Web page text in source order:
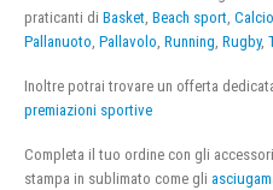
praticanti di Basket Beach sport Calcio
Pallanuoto Pallavolo Running Rugby,
Inoltre potrai trovare un offerta
premiazioni sportive
Completa il tuo ordine con gli
stampa in sublimato come gli